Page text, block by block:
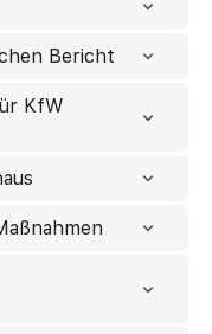
Bericht
KfW